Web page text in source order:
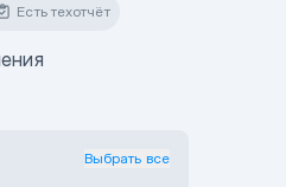
Есть техотчёт
Выбрать все